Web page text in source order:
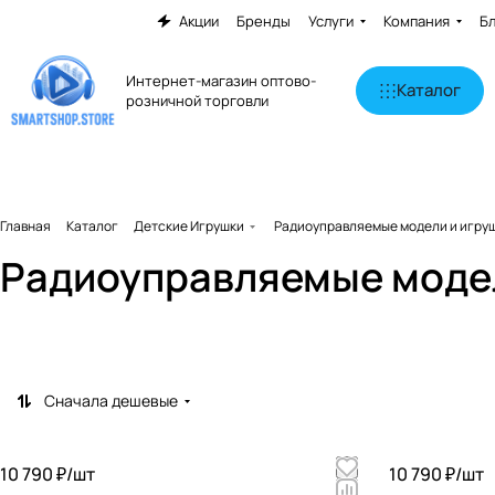
Акции Бренды Услуги Компания
Интернет-магазин оптово-
розничной торговли
Каталог
Главная Каталог Детские Игрушки Радиоуправляемые модели и
Радиоуправляемые
Автотреки Роботы, динозавры
Сначала дешевые
10 790 ₽/шт 10 790 ₽/шт